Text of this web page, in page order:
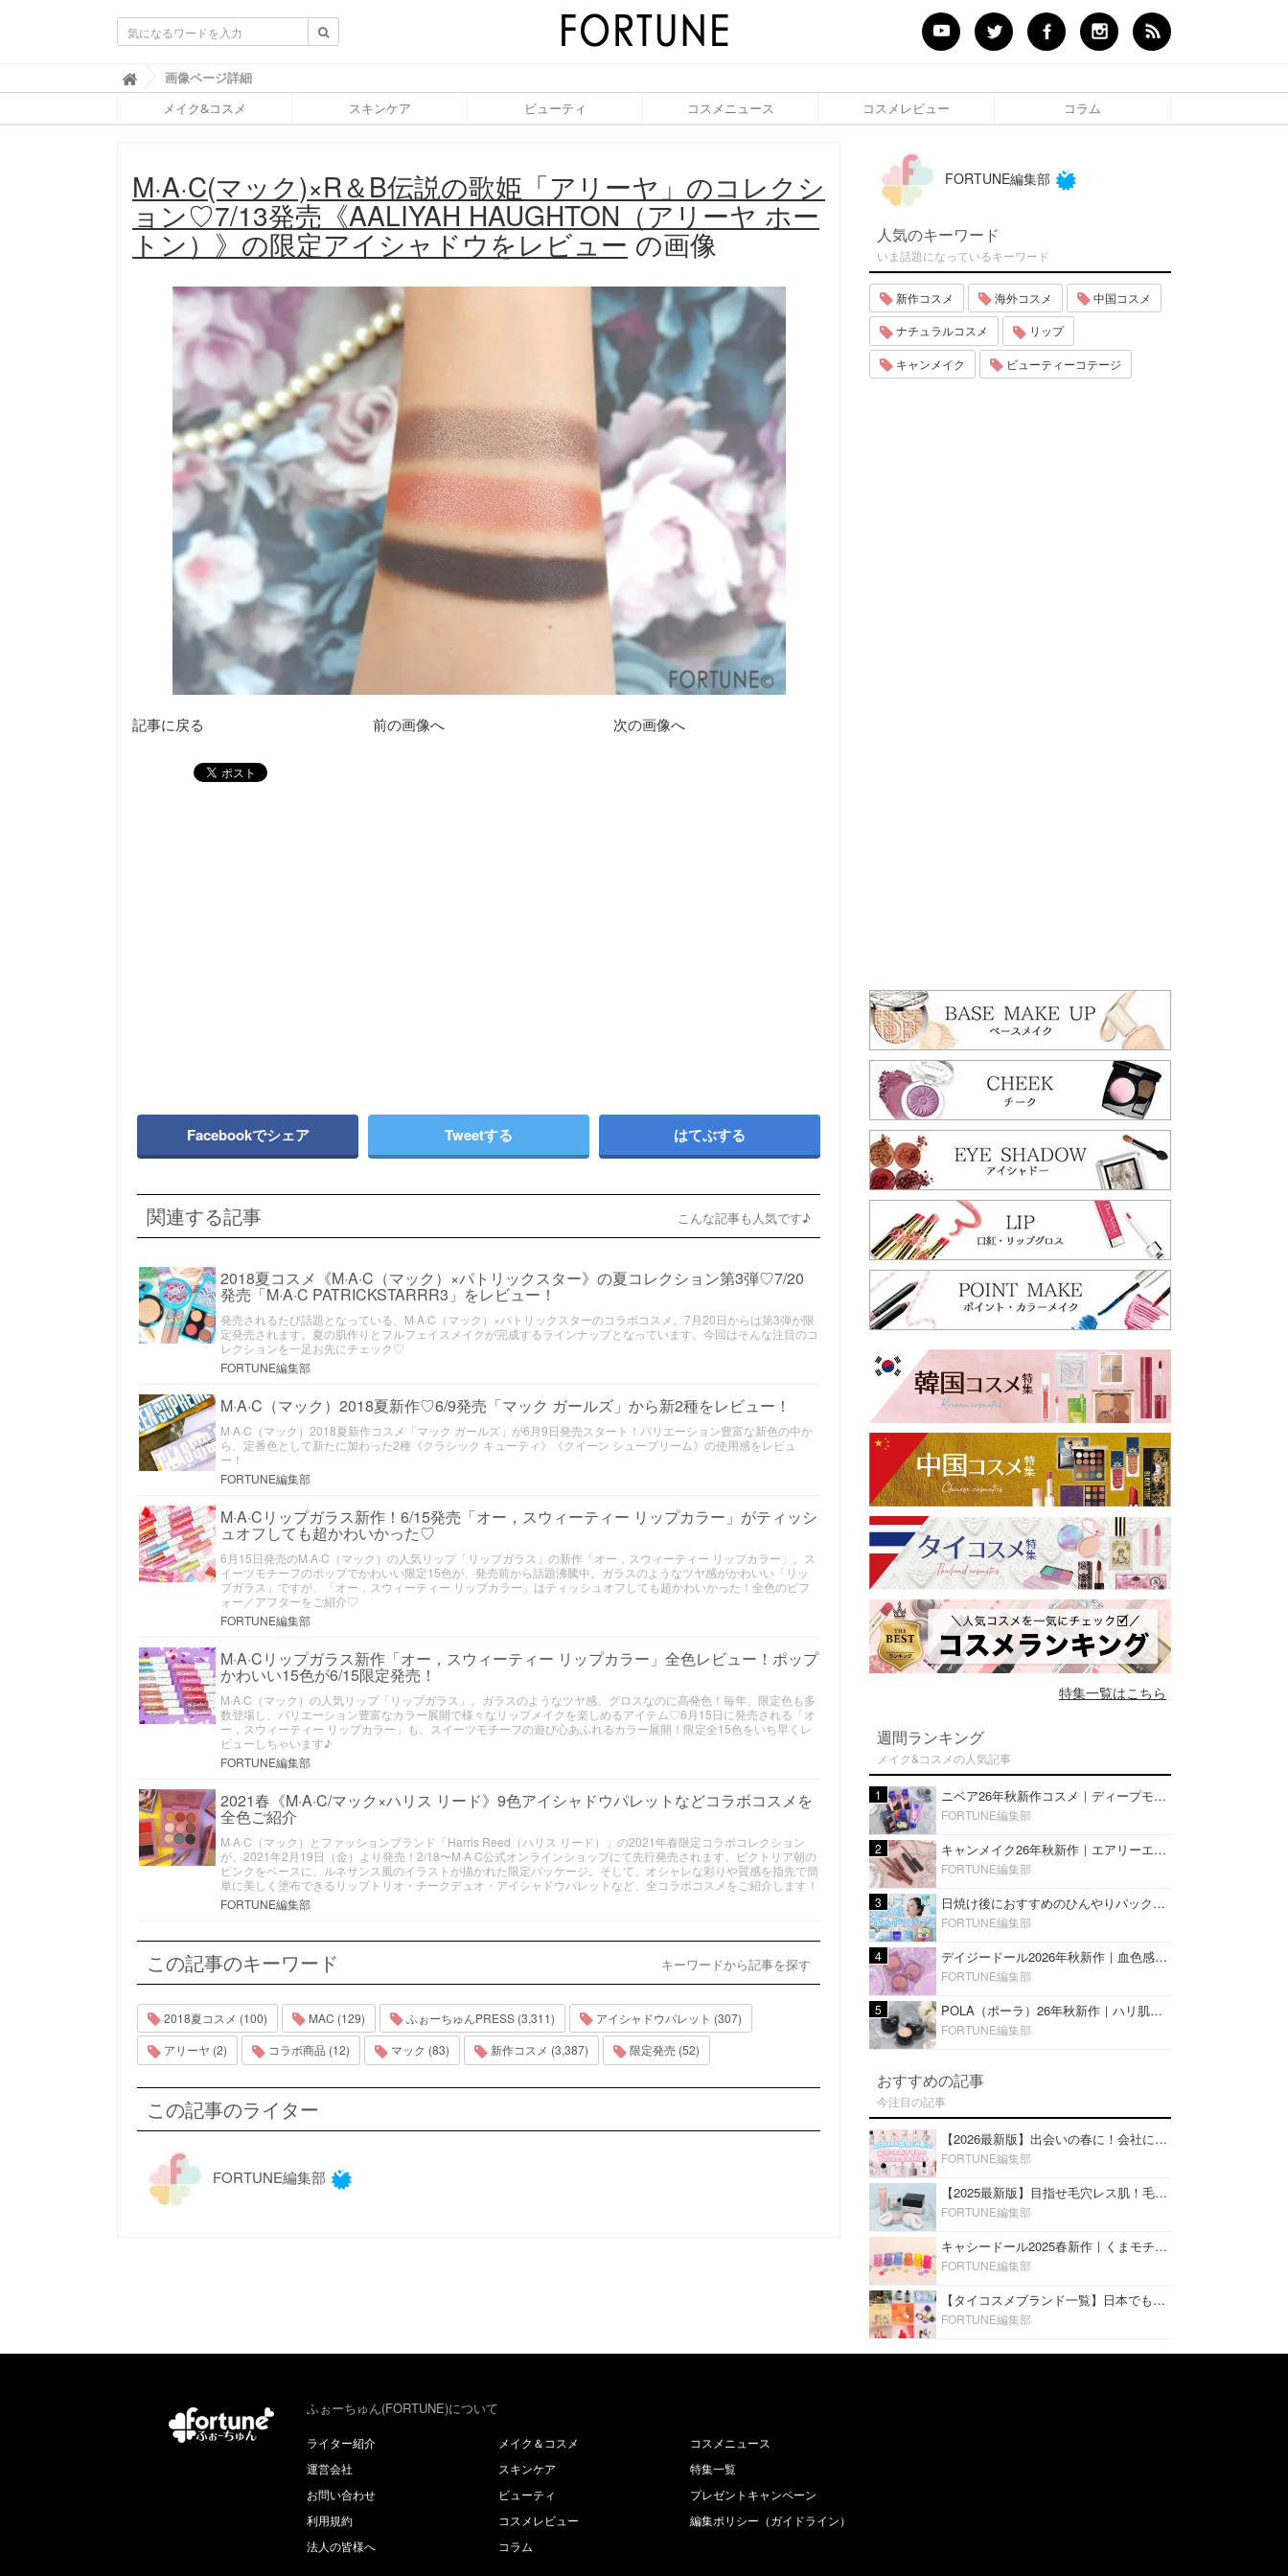
ふ
ぉ
ち
(
F
O
R
画像ページ詳細
メイク&コスメ スキンケア ビューティ コスメニュース コスメレビュー コラム
M·A·C(マック)×R＆B伝説の歌姫「アリーヤ」のコレクシ
ョン♡7/13発売《AALIYAH HAUGHTON（アリーヤ ホー
トン）》の限定アイシャドウをレビュー の画像
記事に戻る 前の画像へ 次の画像へ
Facebookでシェア Tweetする はてぶする
関連する記事 こんな記事も人気です♪
2018夏コスメ《M·A·C（マック）×パトリックスター》の夏コレクション第3弾♡7/20
発売「M·A·C PATRICKSTARRR3」をレビュー！
発売されるたび話題となっている、M·A·C（マック）×パトリックスターのコラボコスメ。7月20日からは第3弾が限
定発売されます。夏の肌作りとフルフェイスメイクが完成するラインナップとなっています。今回はそんな注目のコ
レクションを一足お先にチェック♡
FORTUNE編集部
M·A·C（マック）2018夏新作♡6/9発売「マック ガールズ」から新2種をレビュー！
M·A·C（マック）2018夏新作コスメ「マック ガールズ」が6月9日発売スタート！バリエーション豊富な新色の中か
ら、定番色として新たに加わった2種《クラシック キューティ》《クイーン シュープリーム》の使用感をレビュ
ー！
FORTUNE編集部
M·A·Cリップガラス新作！6/15発売「オー，スウィーティー リップカラー」がティッシ
ュオフしても超かわいかった♡
6月15日発売のM·A·C（マック）の人気リップ「リップガラス」の新作「オー，スウィーティー リップカラー」。ス
イーツモチーフのポップでかわいい限定15色が、発売前から話題沸騰中。ガラスのようなツヤ感がかわいい「リッ
プガラス」ですが、「オー，スウィーティー リップカラー」はティッシュオフしても超かわいかった！全色のビフ
ォー／アフターをご紹介♡
FORTUNE編集部
M·A·Cリップガラス新作「オー，スウィーティー リップカラー」全色レビュー！ポップ
かわいい15色が6/15限定発売！
M·A·C（マック）の人気リップ「リップガラス」。ガラスのようなツヤ感、グロスなのに高発色！毎年、限定色も多
数登場し、バリエーション豊富なカラー展開で様々なリップメイクを楽しめるアイテム♡6月15日に発売される「オ
ー，スウィーティー リップカラー」も、スイーツモチーフの遊び心あふれるカラー展開！限定全15色をいち早くレ
ビューしちゃいます♪
FORTUNE編集部
2021春《M·A·C/マック×ハリス リード》9色アイシャドウパレットなどコラボコスメを
全色ご紹介
M·A·C（マック）とファッションブランド「Harris Reed（ハリス リード）」の2021年春限定コラボコレクション
が、2021年2月19日（金）より発売！2/18〜M·A·C公式オンラインショップにて先行発売されます。ビクトリア朝の
ピンクをベースに、ルネサンス風のイラストが描かれた限定パッケージ。そして、オシャレな彩りや質感を指先で簡
単に美しく塗布できるリップトリオ・チークデュオ・アイシャドウパレットなど、全コラボコスメをご紹介します！
FORTUNE編集部
この記事のキーワード キーワードから記事を探す
2018夏コスメ (100) MAC (129) ふぉーちゅんPRESS (3,311)
アイシャドウパレット (307)
アリーヤ (2)
コラボ商品 (12) マック (83) 新作コスメ (3,387) 限定発売 (52)
この記事のライター
FORTUNE編集部
FORTUNE編集部
人気のキーワード
いま話題になっているキーワード
新作コスメ 海外コスメ 中国コスメ
ナチュラルコスメ リップ
キャンメイク ビューティーコテージ
特集一覧はこちら
週間ランキング
メイク&コスメの人気記事
1 ニベア26年秋新作コスメ｜ディープモイスチャーリップの美容液タイプや2in1ボディクリームスクラブも
FORTUNE編集部
2 キャンメイク26年秋新作｜エアリーエクステンションライナー＆カールスナイパーマスカラ新色をレビュー
FORTUNE編集部
3 日焼け後におすすめのひんやりパック14選｜暑い夏にぴったりな冷凍／鎮静／うるおいチャージマスクを紹介
FORTUNE編集部
4 デイジードール2026年秋新作｜血色感が可愛い♡『パウダー ブラッシュ ブルーム』新3色をレビュー
FORTUNE編集部
5 POLA（ポーラ）26年秋新作｜ハリ肌を叶える『B.A デイ プランプ ファンデーション』を口コミ
FORTUNE編集部
おすすめの記事
今注目の記事
【2026最新版】出会いの春に！会社にもおすすめの好印象な香水14選♡ビジネスの場での香水マナーも
FORTUNE編集部
【2025最新版】目指せ毛穴レス肌！毛穴を埋めて隠す「おすすめ部分用下地＆プライマー」ランキング♡
FORTUNE編集部
キャシードール2025春新作｜くまモチーフのミニリップ「シャイニーベア リップモイスト」をレビュー♡
FORTUNE編集部
【タイコスメブランド一覧】日本でも人気沸騰中の“タイコスメ”ブランド20選！
FORTUNE編集部
ふぉーちゅん(FORTUNE)について
ライター紹介
運営会社
お問い合わせ
利用規約
法人の皆様へ
メイク＆コスメ
スキンケア
ビューティ
コスメレビュー
コラム
コスメニュース
特集一覧
プレゼントキャンペーン
編集ポリシー（ガイドライン）